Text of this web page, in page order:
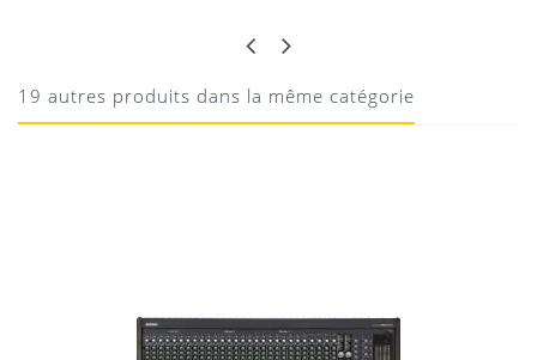
07/01/2022
19 autres produits dans la même catégorie